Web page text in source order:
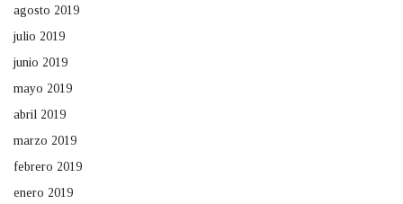
agosto 2019
julio 2019
junio 2019
mayo 2019
abril 2019
marzo 2019
febrero 2019
enero 2019